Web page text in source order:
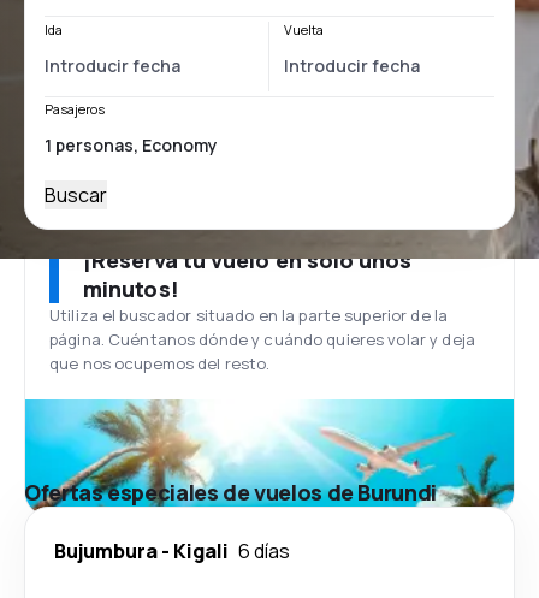
Ida Vuelta
Pasajeros
Buscar
¡Reserva tu vuelo en solo unos
minutos!
Utiliza el buscador situado en la parte superior de la
página. Cuéntanos dónde y cuándo quieres volar y deja
que nos ocupemos del resto.
Ofertas especiales de vuelos de Burundi
Bujumbura- Kigali 6 días